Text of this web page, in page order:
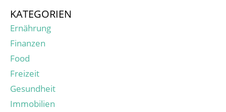
KATEGORIEN
Ernährung
Finanzen
Food
Freizeit
Gesundheit
Immobilien